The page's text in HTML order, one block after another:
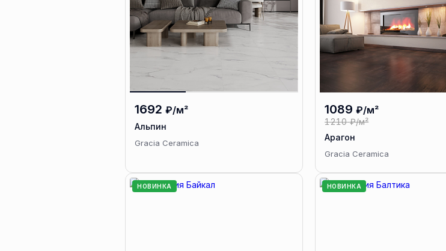
1692 ₽/м²
Альпин
Gracia Ceramica
1089 ₽/м²
1210 ₽/м²
Арагон
Gracia Ceramica
НОВИНКА НОВИНКА